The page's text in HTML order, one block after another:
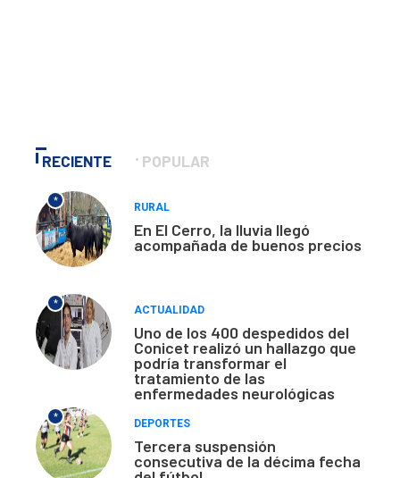
RECIENTE POPULAR
*
RURAL
En El Cerro, la lluvia llegó
acompañada de buenos precios
*
ACTUALIDAD
Uno de los 400 despedidos del
Conicet realizó un hallazgo que
podría transformar el
tratamiento de las
enfermedades neurológicas
*
DEPORTES
Tercera suspensión
consecutiva de la décima fecha